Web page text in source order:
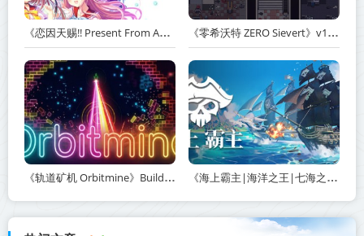
《恋因天赐!! Present From Angel Template!! An Angel's Gift》Build.23930554-免安装中文版丨中文版网盘下载 《零希沃特 ZERO Sievert》v1.2.59-免安装中文版丨中文版网盘下载
《轨道矿机 Orbitmine》Build.24135737-免安装中文版丨中文版网盘下载 《海上霸主|海洋之王|七海之王 King of Seas》v1.20-免安装中文版丨中文版网盘下载